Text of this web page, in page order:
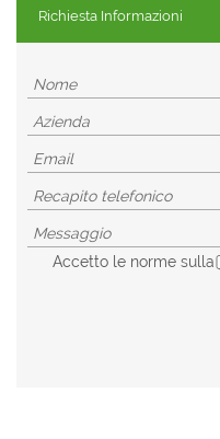
Richiesta Informazioni
Accetto le norme sulla